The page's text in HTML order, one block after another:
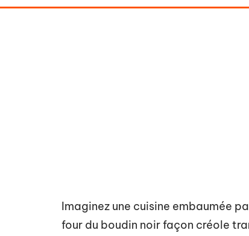
Imaginez une cuisine embaumée
four du boudin noir façon créole